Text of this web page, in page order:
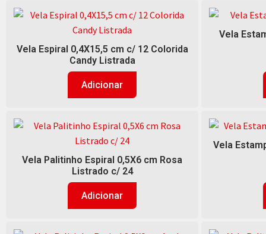
Vela Espiral 0,4X15,5 cm c/ 12 Colorida
Candy Listrada
Adicionar
Vela
Vela Palitinho Espiral 0,5X6 cm Rosa
Listrado c/ 24
Adicionar
Vela